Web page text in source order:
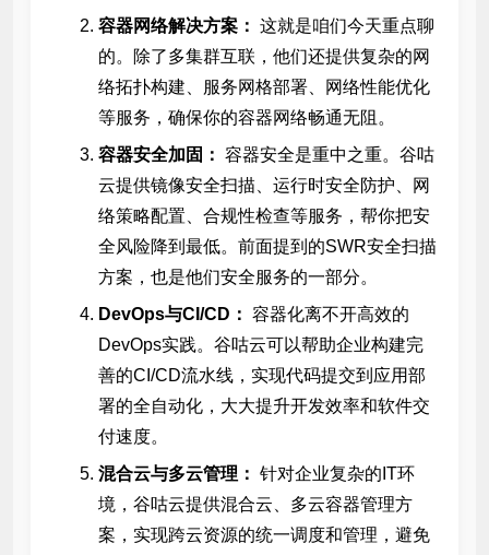
容器网络解决方案： 这就是咱们今天重点聊
的。除了多集群互联，他们还提供复杂的网
络拓扑构建、服务网格部署、网络性能优化
等服务，确保你的容器网络畅通无阻。
容器安全加固： 容器安全是重中之重。谷咕
云提供镜像安全扫描、运行时安全防护、网
络策略配置、合规性检查等服务，帮你把安
全风险降到最低。前面提到的SWR安全扫描
方案，也是他们安全服务的一部分。
DevOps与CI/CD： 容器化离不开高效的
DevOps实践。谷咕云可以帮助企业构建完
善的CI/CD流水线，实现代码提交到应用部
署的全自动化，大大提升开发效率和软件交
付速度。
混合云与多云管理： 针对企业复杂的IT环
境，谷咕云提供混合云、多云容器管理方
案，实现跨云资源的统一调度和管理，避免